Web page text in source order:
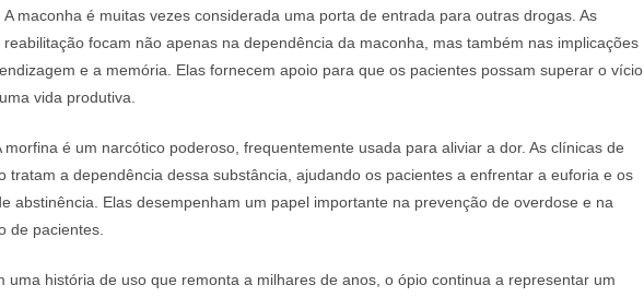
A maconha é muitas vezes considerada uma porta de entrada para outras drogas. As
focam não apenas na dependência da maconha, mas também nas implicações
e a memória. Elas fornecem apoio para que os pacientes possam superar o vício
vida produtiva.
morfina é um narcótico poderoso, frequentemente usada para aliviar a dor. As clínicas de
tratam a dependência dessa substância, ajudando os pacientes a enfrentar a euforia e os
abstinência. Elas desempenham um papel importante na prevenção de overdose e na
de pacientes.
uma história de uso que remonta a milhares de anos, o ópio continua a representar um